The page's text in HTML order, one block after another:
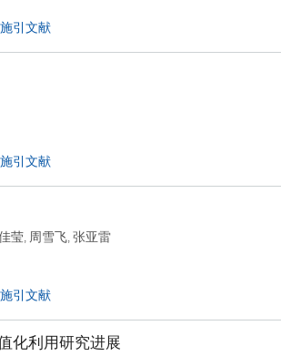
施引文献
施引文献
莹, 周雪飞, 张亚雷
施引文献
化利用研究进展